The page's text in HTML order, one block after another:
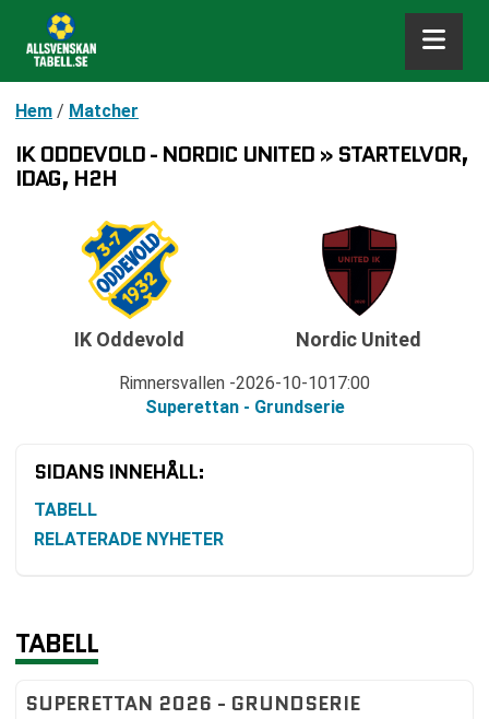
Hem / Matcher
IK ODDEVOLD - NORDIC UNITED » STARTELVOR,
IDAG, H2H
IK Oddevold
Rimnersvallen 2026-10-1017:00
Superettan - Grundserie
Nordic United
SIDANS INNEHÅLL:
TABELL
RELATERADE NYHETER
TABELL
SUPERETTAN 2026 - GRUNDSERIE